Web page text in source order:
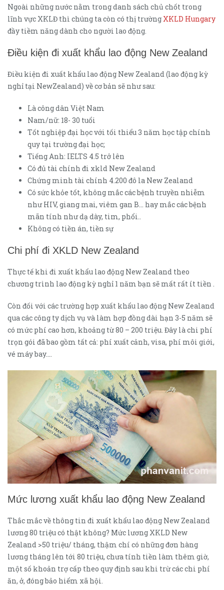
Ngoài những nước nằm trong danh sách chủ chốt trong
lĩnh vực XKLĐ thì chúng ta còn có thị trườngXKLD Hungary
đầy tiềm năng dành cho người lao động.
Điều kiện đi xuất khẩu lao động New Zealand
Điều kiện đi xuất khẩu lao động New Zealand (lao động kỳ
nghỉ tại NewZealand) về cơ bản sẽ như sau:
Là công dân Việt Nam
Nam/nữ: 18- 30 tuổi
Tốt nghiệp đại học với tối thiểu 3 năm học tập chính
quy tại trường đại học;
Tiếng Anh: IELTS 4.5 trở lên
Có đủ tài chính đi xkld New Zealand
Chứng minh tài chính 4.200 đô la New Zealand
Có sức khỏe tốt, không mắc các bệnh truyền nhiễm
như HIV, giang mai, viêm gan B… hay mắc các bệnh
mãn tính như dạ dày, tim, phổi..
Không có tiền án, tiền sự
Chi phí đi XKLD New Zealand
Thực tế khi đi xuất khẩu lao động New Zealand theo
chương trình lao động kỳ nghỉ 1 năm bạn sẽ mất rất ít tiền .
Còn đối với các trường hợp xuất khẩu lao động New Zealand
qua các công ty dịch vụ và làm hợp đồng dài hạn 3-5 năm sẽ
có mức phí cao hơn, khoảng từ 80 – 200 triệu. Đây là chi phí
trọn gói đã bao gồm tất cả: phí xuất cảnh, visa, phí môi giới,
vé máy bay….
Mức lương xuất khẩu lao động New Zealand
Thắc mắc về thông tin đi xuất khẩu lao động New Zealand
lương 80 triệu có thật không? Mức lương XKLD New
Zealand >50 triệu/ tháng, thậm chí có những đơn hàng
lương tháng lên tới 80 triệu, chưa tính tiền làm thêm giờ,
một số khoản trợ cấp theo quy định sau khi trừ các chi phí
ăn, ở, đóng bảo hiểm xã hội.